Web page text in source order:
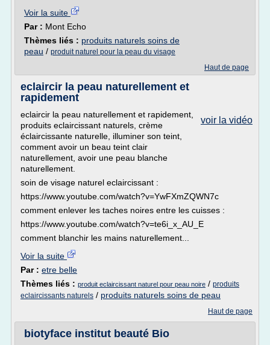
Voir la suite
Par : Mont Echo
Thèmes liés : produits naturels soins de
peau / produit naturel pour la peau du visage
Haut de page
eclaircir la peau naturellement et
rapidement
voir la vidéo
eclaircir la peau naturellement et rapidement,
produits eclaircissant naturels, crème
éclaircissante naturelle, illuminer son teint,
comment avoir un beau teint clair
naturellement, avoir une peau blanche
naturellement.
soin de visage naturel eclaircissant :
https://www.youtube.com/watch?v=YwFXmZQWN7c
comment enlever les taches noires entre les cuisses :
https://www.youtube.com/watch?v=te6i_x_AU_E
comment blanchir les mains naturellement...
Voir la suite
Par : etre belle
Thèmes liés : produit eclaircissant naturel pour peau noire / produits
eclaircissants naturels / produits naturels soins de peau
Haut de page
biotyface institut beauté Bio